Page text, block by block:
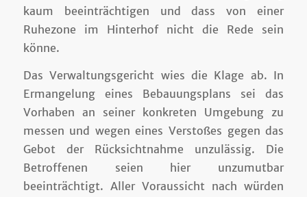
kaum beeinträchtigen und dass von einer
Ruhezone im Hinterhof nicht die Rede sein
könne.
Das Verwaltungsgericht wies die Klage ab. In
Ermangelung eines Bebauungsplans sei das
Vorhaben an seiner konkreten Umgebung zu
messen und wegen eines Verstoßes gegen das
Gebot der Rücksichtnahme unzulässig. Die
Betroffenen seien hier unzumutbar
beeinträchtigt. Aller Voraussicht nach würden